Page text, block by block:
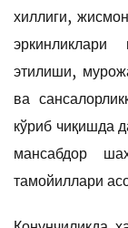
хиллиги,
этилиши,
ва
кўриб чиқишда
мансабдор
тамойиллари